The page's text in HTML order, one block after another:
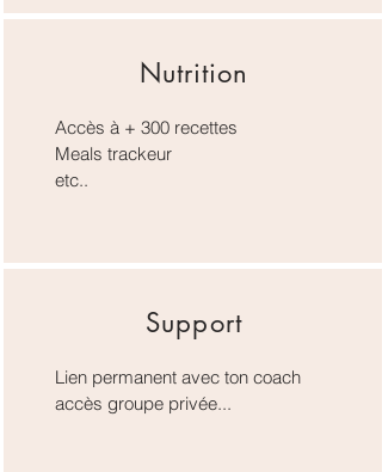
Nutrition
Accès à + 300 recettes
Meals trackeur
etc..
Support
Lien permanent avec ton coach
accès groupe privée...